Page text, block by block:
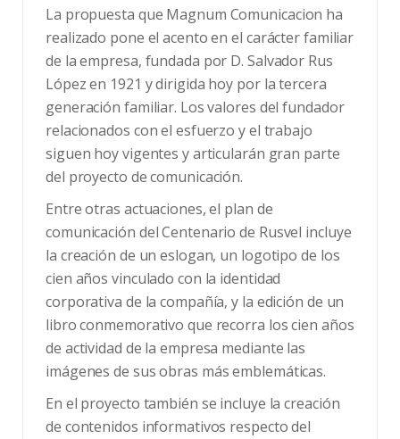
La propuesta que Magnum Comunicacion ha
realizado pone el acento en el carácter familiar
de la empresa, fundada por D. Salvador Rus
López en 1921 y dirigida hoy por la tercera
generación familiar. Los valores del fundador
relacionados con el esfuerzo y el trabajo
siguen hoy vigentes y articularán gran parte
del proyecto de comunicación.
Entre otras actuaciones, el plan de
comunicación del Centenario de Rusvel incluye
la creación de un eslogan, un logotipo de los
cien años vinculado con la identidad
corporativa de la compañía, y la edición de un
libro conmemorativo que recorra los cien años
de actividad de la empresa mediante las
imágenes de sus obras más emblemáticas.
En el proyecto también se incluye la creación
de contenidos informativos respecto del